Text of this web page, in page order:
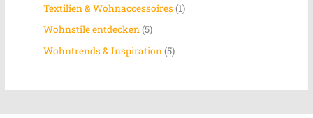
Textilien & Wohnaccessoires(1)
Wohnstile entdecken(5)
Wohntrends & Inspiration(5)